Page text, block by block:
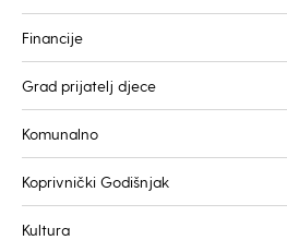
Financije
Grad prijatelj djece
Komunalno
Koprivnički Godišnjak
Kultura